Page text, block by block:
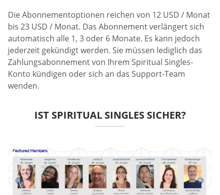
Die Abonnementoptionen reichen von 12 USD / Monat
bis 23 USD / Monat. Das Abonnement verlängert sich
automatisch alle 1, 3 oder 6 Monate. Es kann jedoch
jederzeit gekündigt werden. Sie müssen lediglich das
Zahlungsabonnement von Ihrem Spiritual Singles-
Konto kündigen oder sich an das Support-Team
wenden.
IST SPIRITUAL SINGLES SICHER?